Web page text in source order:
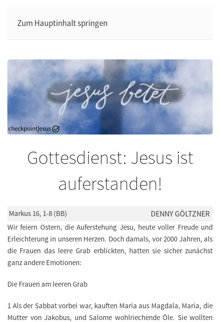
Zum Hauptinhalt springen
Gottesdienst: Jesus ist
auferstanden!
Markus 16, 1-8 (BB) DENNY GÖLTZNER
Wir feiern Ostern, die Auferstehung Jesu, heute voller Freude und
Erleichterung in unseren Herzen. Doch damals, vor 2000 Jahren, als
die Frauen das leere Grab erblickten, hatten sie sicher zunächst
ganz andere Emotionen:
Die Frauen am leeren Grab
1 Als der Sabbat vorbei war, kauften Maria aus Magdala, Maria, die
Mutter von Jakobus, und Salome wohlriechende Öle. Sie wollten